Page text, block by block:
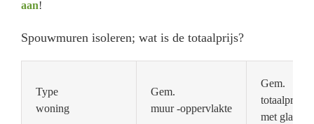
aan!
Spouwmuren isoleren; wat is de totaalprijs?
Type
woning
Gem.
muur -oppervlakte
Gem.
totaalprijs
met